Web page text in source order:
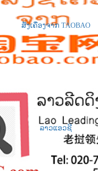
ສັ່ງເຄື່ອງຈາກ TAOBAO
ລາວແອວຊີ